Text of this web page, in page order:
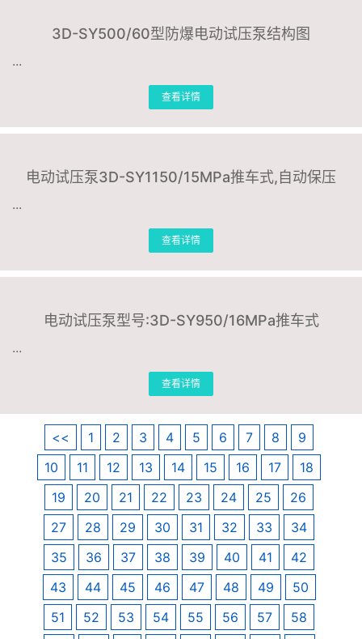
3D-SY500/60型防爆电动试压泵结构图
...
查看详情
电动试压泵3D-SY1150/15MPa推车式,自动保压
...
查看详情
电动试压泵型号:3D-SY950/16MPa推车式
...
查看详情
<< 1 2 3 4 5 6 7 8
9
10
11 12 13 14 15 16 17
18
19
20 21 22 23 24 25
26
27
28 29 30 31 32 33
34
35
36 37 38 39 40 41
42
43
44 45 46 47 48 49
50
51
52 53 54 55 56 57 58